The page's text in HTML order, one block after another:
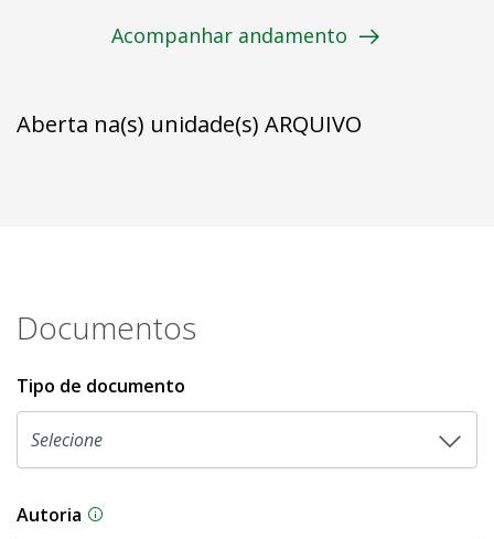
Acompanhar andamento
Aberta na(s) unidade(s) ARQUIVO
Documentos
Tipo de documento
Autoria As proposições legislativas na CLDF podem